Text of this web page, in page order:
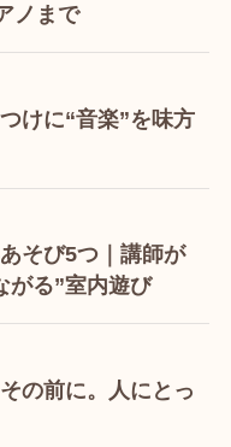
ノまで
けに“音楽”を味方
そび5つ｜講師が
がる”室内遊び
の前に。人にとっ